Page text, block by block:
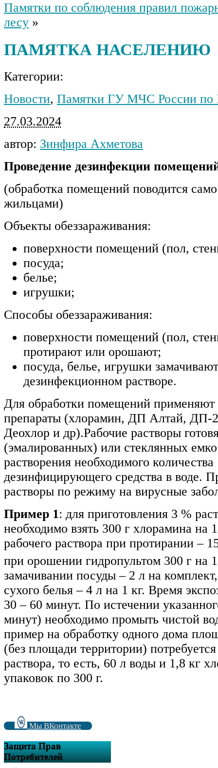
Памятки по соблюдения правил
лесу »
ПАМЯТКА НАСЕЛЕНИЮ
Категории:
Новости, Памятки ГУ МЧС России по
27.03.2024
автор: Зинфира Ахметова
Проведение дезинфекции
(обработка помещений поводится
жильцами)
Объекты обеззараживания:
поверхности помещений (пол,
посуда;
белье;
игрушки;
Способы обеззараживания:
поверхности помещений (пол,
протирают или орошают;
посуда, белье, игрушки
дезинфекционном растворе.
Для обработки помещений
препараты (хлорамин, ДП Алтай, ДП-
Деохлор и др).Рабочие растворы
(эмалированных) или стеклянных
растворения необходимого количества
дезинфицирующего средства в воде.
растворы по режиму на вирусные
Пример 1: для приготовления 3 %
необходимо взять 300 г хлорамина на
рабочего раствора при протирании –
при орошении гидропультом 300 г на
замачивании посуды – 2 л на
сухого белья – 4 л на 1 кг. Время
30 – 60 минут. По истечении
минут) необходимо промыть чистой
пример на обработку одного дома
(без площади территории)
раствора, то есть, 60 л воды и 1,8 кг
упаковок по 300 г.
Мы ВКонтакте
Защита Прав
Потребителей